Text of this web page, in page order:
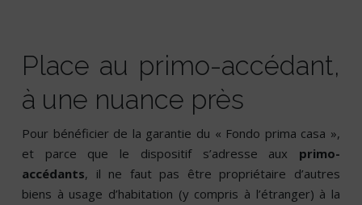
Place au primo-accédant,
à une nuance près
Pour bénéficier de la garantie du « Fondo prima casa »,
et parce que le dispositif s’adresse aux primo-
accédants, il ne faut pas être propriétaire d’autres
biens à usage d’habitation (y compris à l’étranger) à la